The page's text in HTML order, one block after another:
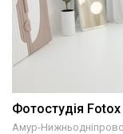
Фотостудія
Амур-